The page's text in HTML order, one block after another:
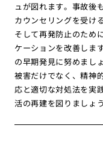
ュが図れます。事故後
カウンセリングを受け
そして再発防止のため
ケーションを改善しま
の早期発見に努めまし
被害だけでなく、精神
応と適切な対処法を実
活の再建を図りましょう